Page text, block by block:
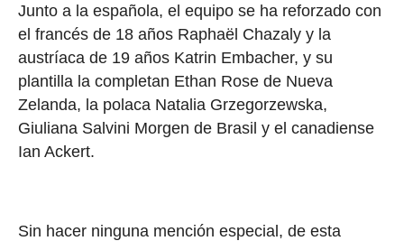
Junto a la española, el equipo se ha reforzado con
el francés de 18 años Raphaël Chazaly y la
austríaca de 19 años Katrin Embacher, y su
plantilla la completan Ethan Rose de Nueva
Zelanda, la polaca Natalia Grzegorzewska,
Giuliana Salvini Morgen de Brasil y el canadiense
Ian Ackert.
Sin hacer ninguna mención especial, de esta